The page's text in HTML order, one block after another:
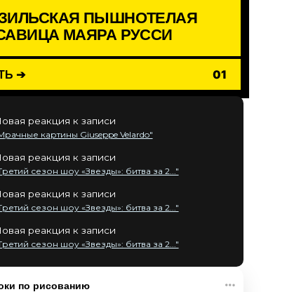
ПЫШНОТЕЛАЯ
МАЯРА РУССИ
➔ 01
реакция к записи
картины Giuseppe Velardo"
реакция к записи
сезон шоу «Звезды»: битва за 2..."
реакция к записи
сезон шоу «Звезды»: битва за 2..."
реакция к записи
сезон шоу «Звезды»: битва за 2..."
по рисованию